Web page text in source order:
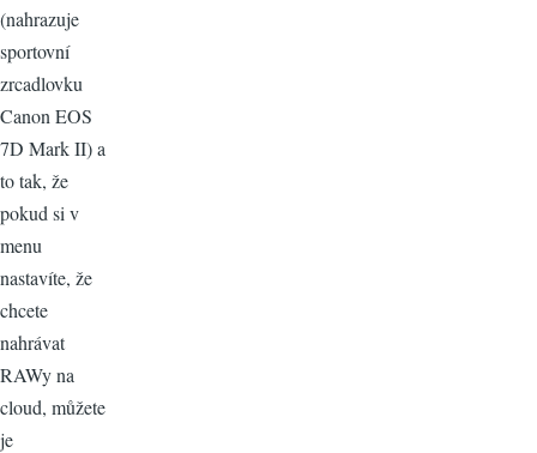
(nahrazuje
sportovní
zrcadlovku
Canon EOS
7D Mark II) a
to tak, že
pokud si v
menu
nastavíte, že
chcete
nahrávat
RAWy na
cloud, můžete
je